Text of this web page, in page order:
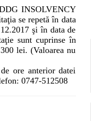
INSOLVENCY
se repetă în data
şi în data de
sunt cuprinse în
lei. (Valoarea nu
ore anterior datei
0747-512508